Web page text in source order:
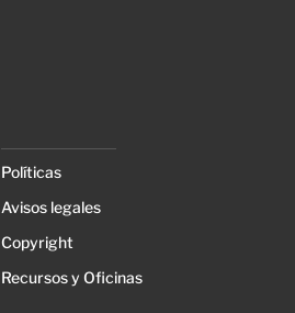
Políticas
Avisos legales
Copyright
Recursos y Oficinas